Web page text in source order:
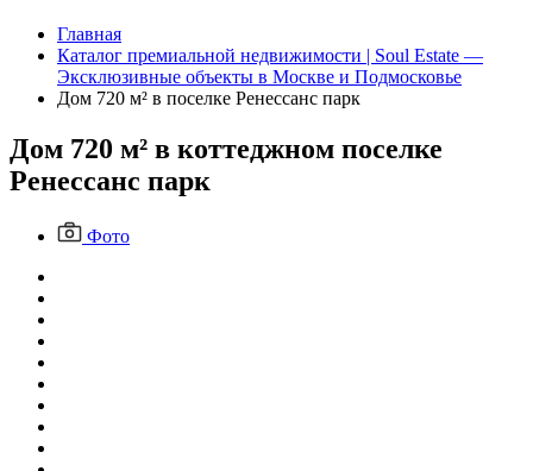
Главная
Каталог премиальной недвижимости | Soul Estate —
Эксклюзивные объекты в Москве и Подмосковье
Дом 720 м² в поселке Ренессанс парк
Дом 720 м² в коттеджном поселке
Ренессанс парк
Фото